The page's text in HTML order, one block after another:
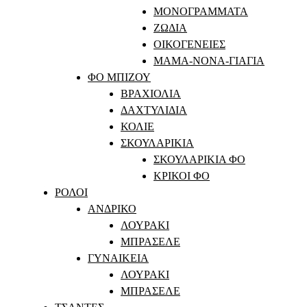
ΜΟΝΟΓΡΑΜΜΑΤΑ
ΖΩΔΙΑ
ΟΙΚΟΓΕΝΕΙΕΣ
ΜΑΜΑ-ΝΟΝΑ-ΓΙΑΓΙΑ
ΦΟ ΜΠΙΖΟΥ
ΒΡΑΧΙΟΛΙΑ
ΔΑΧΤΥΛΙΔΙΑ
ΚΟΛΙΕ
ΣΚΟΥΛΑΡΙΚΙΑ
ΣΚΟΥΛΑΡΙΚΙΑ ΦΟ
ΚΡΙΚΟΙ ΦΟ
ΡΟΛΟΙ
ΑΝΔΡΙΚΟ
ΛΟΥΡΑΚΙ
ΜΠΡΑΣΕΛΕ
ΓΥΝΑΙΚΕΙΑ
ΛΟΥΡΑΚΙ
ΜΠΡΑΣΕΛΕ